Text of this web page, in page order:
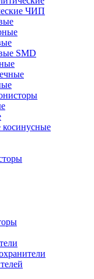
ЧИП
SMD
косинусные